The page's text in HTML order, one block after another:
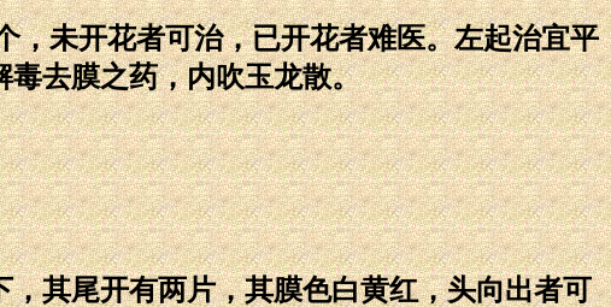
未开花者可治，已开花者难医。左起治宜平
去膜之药，内吹玉龙散。
其尾开有两片，其膜色白黄红，头向出者可